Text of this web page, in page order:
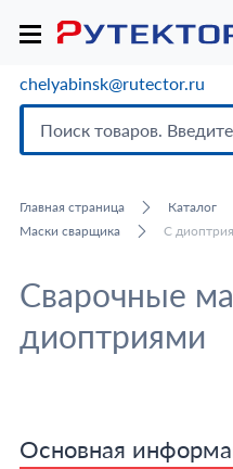
chelyabinsk@rutector.ru
Главная страница Каталог
Маски сварщика
С
Сварочные
диоптриями
Основная